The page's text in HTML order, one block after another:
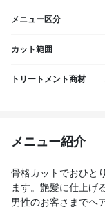
メニュー区分
カット範囲
トリートメント商材
メニュー紹介
骨格カットでおひと
ます。艶髪に仕上げ
男性のお客さまでヘ